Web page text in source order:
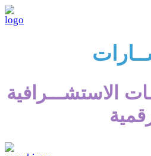
الاستشـــرافية